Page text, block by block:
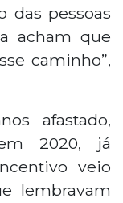
das pessoas
acham que
caminho”,
afastado,
2020, já
veio
lembravam